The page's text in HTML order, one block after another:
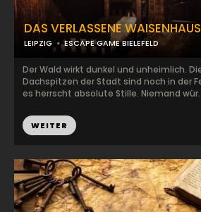
DAS VERLASSENE WAISENHAUS
LEIPZIG ESCAPE GAME BIELEFELD
Der Wald wirkt dunkel und unheimlich.
Dachspitzen der Stadt sind noch in der
es herrscht absolute Stille. Niemand
WEITER